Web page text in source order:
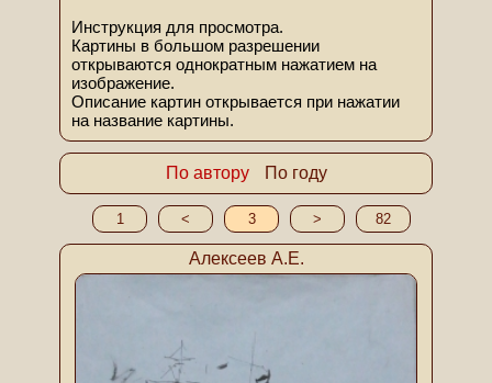
Инструкция для просмотра.
Картины в большом разрешении
открываются однократным нажатием на
изображение.
Описание картин открывается при нажатии
на название картины.
По автору По году
1 < 3 > 82
Алексеев А.Е.